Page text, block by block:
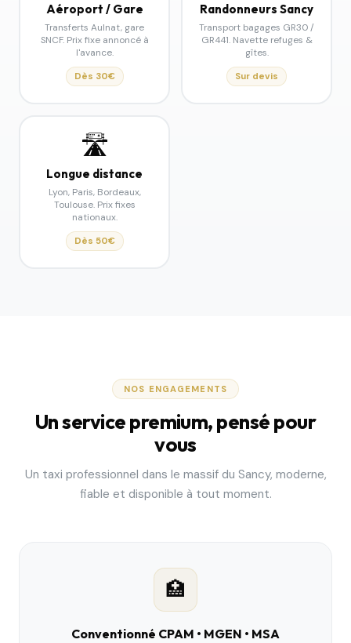
Aéroport / Gare
Transferts Aulnat, gare
SNCF. Prix fixe annoncé à
l'avance.
Dès 30€
Randonneurs Sancy
Transport bagages GR30 /
GR441. Navette refuges &
gîtes.
Sur devis
🛣️
Longue distance
Lyon, Paris, Bordeaux,
Toulouse. Prix fixes
nationaux.
Dès 50€
NOS ENGAGEMENTS
Un service premium, pensé pour
vous
Un taxi professionnel dans le massif du Sancy, moderne,
fiable et disponible à tout moment.
🏥
Conventionné CPAM • MGEN • MSA